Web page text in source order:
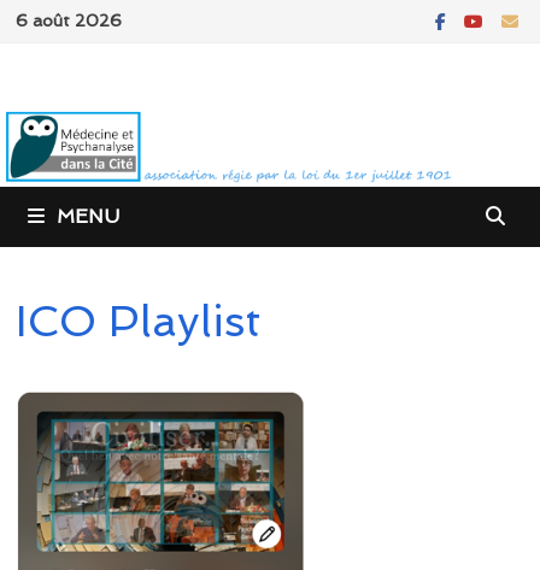
Passer
6 août 2026
MENU
ICO Playlist